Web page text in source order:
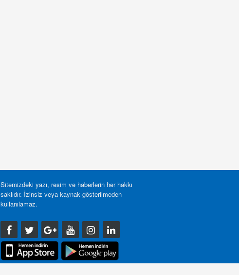
Sitemizdeki yazı, resim ve haberlerin her hakkı
saklıdır. İzinsiz veya kaynak gösterilmeden
kullanılamaz.